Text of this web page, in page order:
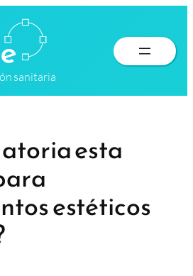
sanitaria
esta
estéticos